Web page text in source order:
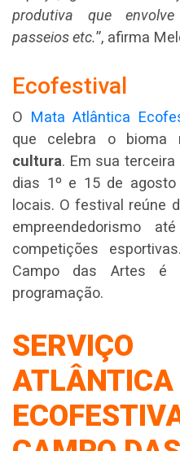
produtiva que envolve
passeios etc.”, afirma
Ecofestival
O Mata Atlântica
que celebra o bioma
cultura. Em sua
dias 1º e 15 de
locais. O festival reúne
empreendedorismo
competições
Campo das Artes é
programação.
ATLÂNTICA